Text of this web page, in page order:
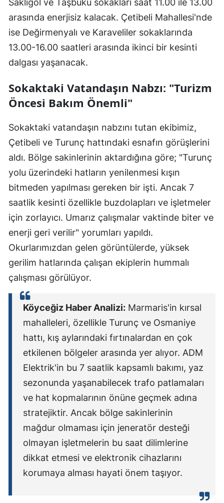
Saklıgöl ve Taşbükü sokakları saat 11.00 ile 13.00
arasında enerjisiz kalacak. Çetibeli Mahallesi'nde
ise Değirmenyalı ve Karaveliler sokaklarında
13.00-16.00 saatleri arasında ikinci bir kesinti
dalgası yaşanacak.
Sokaktaki Vatandaşın Nabzı: "Turizm
Öncesi Bakım Önemli"
Sokaktaki vatandaşın nabzını tutan ekibimiz,
Çetibeli ve Turunç hattındaki esnafın görüşlerini
aldı. Bölge sakinlerinin aktardığına göre; "Turunç
yolu üzerindeki hatların yenilenmesi kışın
bitmeden yapılması gereken bir işti. Ancak 7
saatlik kesinti özellikle buzdolapları ve işletmeler
için zorlayıcı. Umarız çalışmalar vaktinde biter ve
enerji geri verilir" yorumları yapıldı.
Okurlarımızdan gelen görüntülerde, yüksek
gerilim hatlarında çalışan ekiplerin hummalı
çalışması görülüyor.
Köyceğiz Haber Analizi: Marmaris'in kırsal
mahalleleri, özellikle Turunç ve Osmaniye
hattı, kış aylarındaki fırtınalardan en çok
etkilenen bölgeler arasında yer alıyor. ADM
Elektrik'in bu 7 saatlik kapsamlı bakımı, yaz
sezonunda yaşanabilecek trafo patlamaları
ve hat kopmalarının önüne geçmek adına
stratejiktir. Ancak bölge sakinlerinin
mağdur olmaması için jeneratör desteği
olmayan işletmelerin bu saat dilimlerine
dikkat etmesi ve elektronik cihazlarını
korumaya alması hayati önem taşıyor.